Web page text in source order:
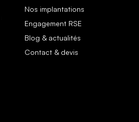
Nos implantations
Engagement RSE
Blog & actualités
Contact & devis